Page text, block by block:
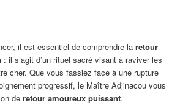
il est essentiel de comprendre laretour
: il s’agit d’un rituel sacré visant à raviver les
cher. Que vous fassiez face à une rupture
progressif, le Maître Adjinacou vous
deretour amoureux puissant.